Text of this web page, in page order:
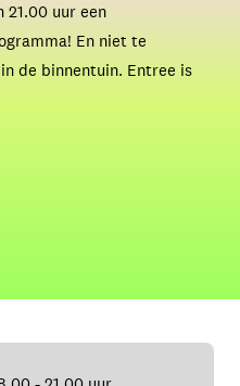
21.00 uur een
En niet te
de binnentuin. Entree is